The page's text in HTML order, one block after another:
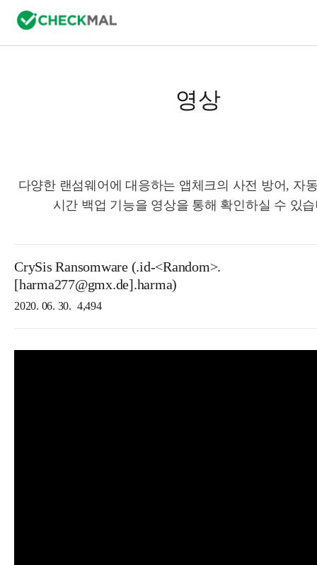
영상
다양한 랜섬웨어에 대응하는 앱체크의 사전 방어, 자
시간 백업 기능을 영상을 통해 확인하실 수 있
CrySis Ransomware (.id-<Random>.
[harma277@gmx.de].harma)
2020. 06. 30. 4,494